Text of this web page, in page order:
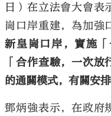
日）在立法會大會表
崗口岸重建，為加強
新皇崗口岸，實施
「合作查驗，一次
的通關模式，有關安
鄧炳強表示，在政府